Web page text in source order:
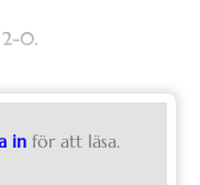
2-0.
in för att läsa.